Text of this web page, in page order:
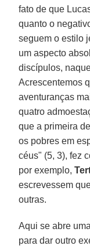
fato de que
quanto o
seguem o estilo
um aspecto
discípulos,
Acrescentemos
aventuranças
quatro
que a primeira
os pobres em
céus" (5, 3), fez
por exemplo,
escrevessem
outras.
Aqui se abre
para dar outro